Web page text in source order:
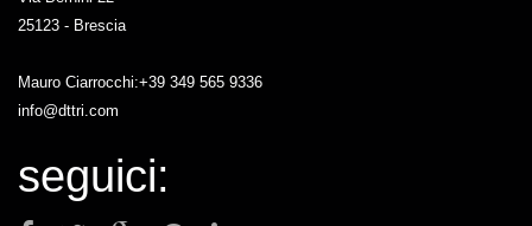
25123 - Brescia
Mauro Ciarrocchi:+39 349 565 9336
info@dttri.com
seguici: